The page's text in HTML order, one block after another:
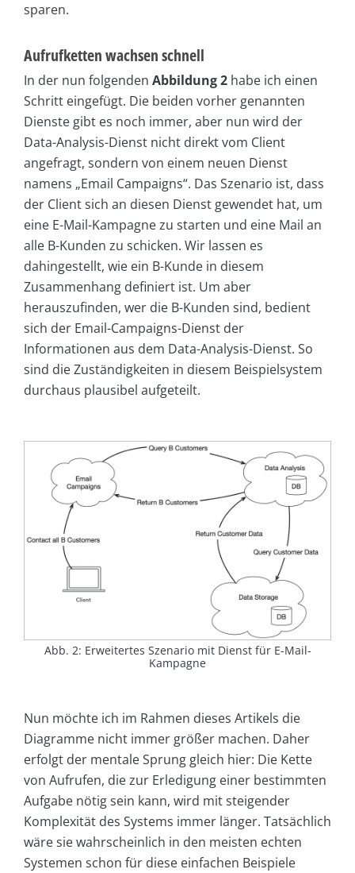
sparen.
Aufrufketten wachsen schnell
In der nun folgenden Abbildung 2 habe ich einen
Schritt eingefügt. Die beiden vorher genannten
Dienste gibt es noch immer, aber nun wird der
Data-Analysis-Dienst nicht direkt vom Client
angefragt, sondern von einem neuen Dienst
namens „Email Campaigns“. Das Szenario ist, dass
der Client sich an diesen Dienst gewendet hat, um
eine E-Mail-Kampagne zu starten und eine Mail an
alle B-Kunden zu schicken. Wir lassen es
dahingestellt, wie ein B-Kunde in diesem
Zusammenhang definiert ist. Um aber
herauszufinden, wer die B-Kunden sind, bedient
sich der Email-Campaigns-Dienst der
Informationen aus dem Data-Analysis-Dienst. So
sind die Zuständigkeiten in diesem Beispielsystem
durchaus plausibel aufgeteilt.
Abb. 2: Erweitertes Szenario mit Dienst für E-Mail-
Kampagne
Nun möchte ich im Rahmen dieses Artikels die
Diagramme nicht immer größer machen. Daher
erfolgt der mentale Sprung gleich hier: Die Kette
von Aufrufen, die zur Erledigung einer bestimmten
Aufgabe nötig sein kann, wird mit steigender
Komplexität des Systems immer länger. Tatsächlich
wäre sie wahrscheinlich in den meisten echten
Systemen schon für diese einfachen Beispiele